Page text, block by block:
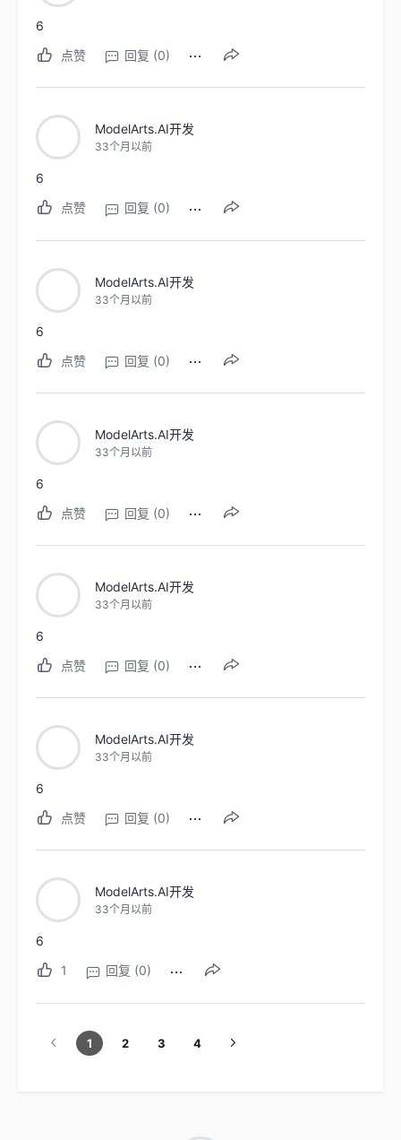
6
点赞
回复 (0)
ModelArts.AI开发
33个月以前
6
点赞
回复 (0)
ModelArts.AI开发
33个月以前
6
点赞
回复 (0)
ModelArts.AI开发
33个月以前
6
点赞
回复 (0)
ModelArts.AI开发
33个月以前
6
点赞
回复 (0)
ModelArts.AI开发
33个月以前
6
点赞
回复 (0)
ModelArts.AI开发
33个月以前
6
1
回复 (0)
1 2 3 4